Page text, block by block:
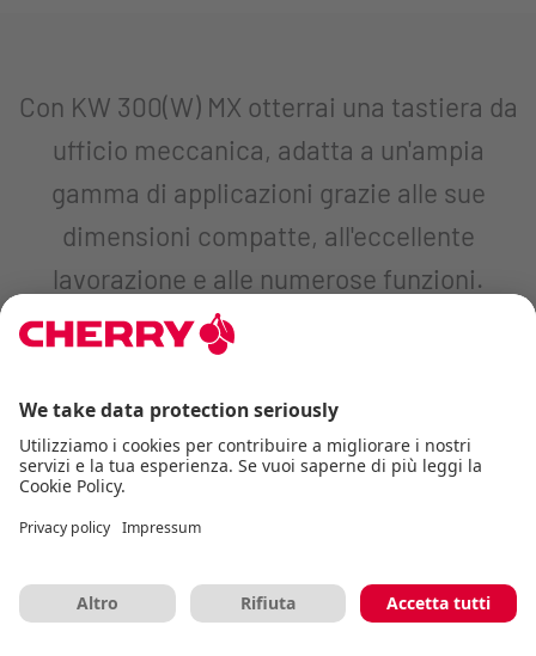
Con KW 300(W) MX otterrai una tastiera da
ufficio meccanica, adatta a un'ampia
gamma di applicazioni grazie alle sue
dimensioni compatte, all'eccellente
lavorazione e alle numerose funzioni.
Programmatori, content creator, gaming o
settore industriale: questa piccola tastiera
Hot-Swap non deluderà di certo.
Tastiere meccaniche per